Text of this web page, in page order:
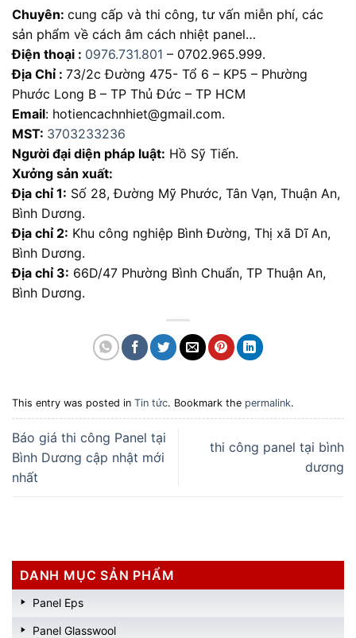
Chuyên: cung cấp và thi công, tư vấn miễn phí, các
sản phẩm về cách âm cách nhiệt panel…
Điện thoại : 0976.731.801 – 0702.965.999.
Địa Chỉ : 73/2c Đường 475- Tổ 6 – KP5 – Phường
Phước Long B – TP Thủ Đức – TP HCM
Email: hotiencachnhiet@gmail.com.
MST: 3703233236
Người đại diện pháp luật: Hồ Sỹ Tiến.
Xưởng sản xuất:
Địa chỉ 1: Số 28, Đường Mỹ Phước, Tân Vạn, Thuận An,
Bình Dương.
Địa chỉ 2: Khu công nghiệp Bình Đường, Thị xã Dĩ An,
Bình Dương.
Địa chỉ 3: 66D/47 Phường Bình Chuẩn, TP Thuận An,
Bình Dương.
This entry was posted in Tin tức. Bookmark the permalink.
Báo giá thi công Panel tại
Bình Dương cập nhật mới
nhất
thi công panel tại bình
dương
DANH MỤC SẢN PHẨM
Panel Eps
Panel Glasswool